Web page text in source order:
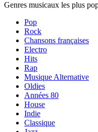
Genres musicaux les plus
Pop
Rock
Chansons françaises
Electro
Hits
Rap
Musique Alternative
Oldies
Années 80
House
Indie
Classique